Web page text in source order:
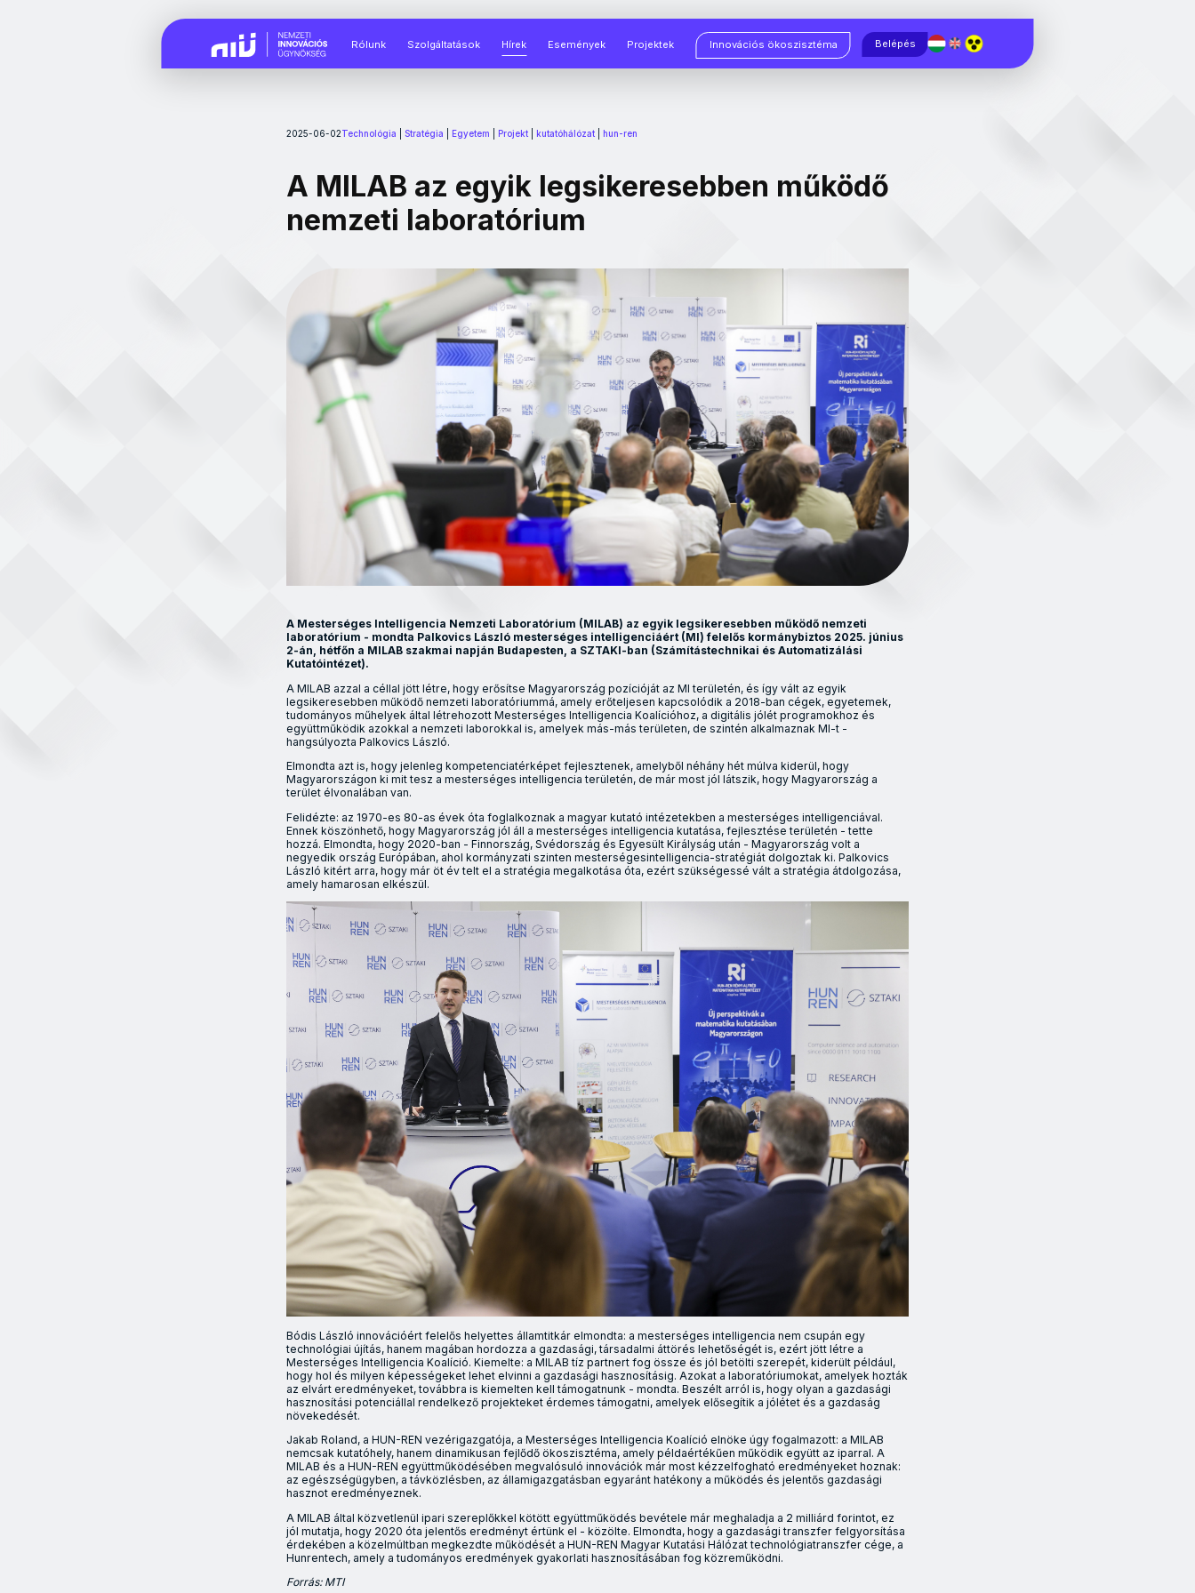
Rólunk Szolgáltatások Hírek Események Projektek Innovációs ökoszisztéma Belépés Magyar
English
2025-06-02Technológia |Stratégia Egyetem Projekt kutatóhálózat hun-ren
A MILAB az egyik legsikeresebben működő
nemzeti laboratórium
A Mesterséges Intelligencia Nemzeti Laboratórium (MILAB) az egyik legsikeresebben működő nemzeti
laboratórium - mondta Palkovics László mesterséges intelligenciáért (MI) felelős kormánybiztos 2025. június
2-án, hétfőn a MILAB szakmai napján Budapesten, a SZTAKI-ban (Számítástechnikai és Automatizálási
Kutatóintézet).
A MILAB azzal a céllal jött létre, hogy erősítse Magyarország pozícióját az MI területén, és így vált az egyik
legsikeresebben működő nemzeti laboratóriummá, amely erőteljesen kapcsolódik a 2018-ban cégek, egyetemek,
tudományos műhelyek által létrehozott Mesterséges Intelligencia Koalícióhoz, a digitális jólét programokhoz és
együttműködik azokkal a nemzeti laborokkal is, amelyek más-más területen, de szintén alkalmaznak MI-t -
hangsúlyozta Palkovics László.
Elmondta azt is, hogy jelenleg kompetenciatérképet fejlesztenek, amelyből néhány hét múlva kiderül, hogy
Magyarországon ki mit tesz a mesterséges intelligencia területén, de már most jól látszik, hogy Magyarország a
terület élvonalában van.
Felidézte: az 1970-es 80-as évek óta foglalkoznak a magyar kutató intézetekben a mesterséges intelligenciával.
Ennek köszönhető, hogy Magyarország jól áll a mesterséges intelligencia kutatása, fejlesztése területén - tette
hozzá. Elmondta, hogy 2020-ban - Finnország, Svédország és Egyesült Királyság után - Magyarország volt a
negyedik ország Európában, ahol kormányzati szinten mesterségesintelligencia-stratégiát dolgoztak ki. Palkovics
László kitért arra, hogy már öt év telt el a stratégia megalkotása óta, ezért szükségessé vált a stratégia átdolgozása,
amely hamarosan elkészül.
Bódis László innovációért felelős helyettes államtitkár elmondta: a mesterséges intelligencia nem csupán egy
technológiai újítás, hanem magában hordozza a gazdasági, társadalmi áttörés lehetőségét is, ezért jött létre a
Mesterséges Intelligencia Koalíció. Kiemelte: a MILAB tíz partnert fog össze és jól betölti szerepét, kiderült például,
hogy hol és milyen képességeket lehet elvinni a gazdasági hasznosításig. Azokat a laboratóriumokat, amelyek hozták
az elvárt eredményeket, továbbra is kiemelten kell támogatnunk - mondta. Beszélt arról is, hogy olyan a gazdasági
hasznosítási potenciállal rendelkező projekteket érdemes támogatni, amelyek elősegítik a jólétet és a gazdaság
növekedését.
Jakab Roland, a HUN-REN vezérigazgatója, a Mesterséges Intelligencia Koalíció elnöke úgy fogalmazott: a MILAB
nemcsak kutatóhely, hanem dinamikusan fejlődő ökoszisztéma, amely példaértékűen működik együtt az iparral. A
MILAB és a HUN-REN együttműködésében megvalósuló innovációk már most kézzelfogható eredményeket hoznak:
az egészségügyben, a távközlésben, az államigazgatásban egyaránt hatékony a működés és jelentős gazdasági
hasznot eredményeznek.
A MILAB által közvetlenül ipari szereplőkkel kötött együttműködés bevétele már meghaladja a 2 milliárd forintot, ez
jól mutatja, hogy 2020 óta jelentős eredményt értünk el - közölte. Elmondta, hogy a gazdasági transzfer felgyorsítása
érdekében a közelmúltban megkezdte működését a HUN-REN Magyar Kutatási Hálózat technológiatranszfer cége, a
Hunrentech, amely a tudományos eredmények gyakorlati hasznosításában fog közreműködni.
Forrás: MTI